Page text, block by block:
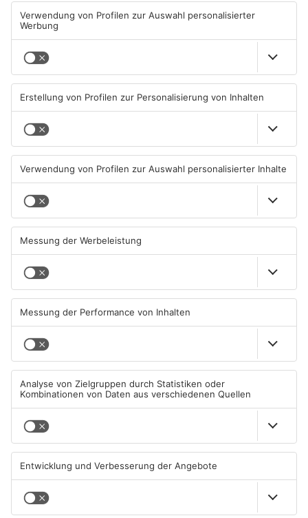
07.08.2026, 09:25 UHR IN
PRIMAVERALAND
06.08.2026, 06:37 UHR IN
TOPNEWS
Waldbrandgefahr im
Primaveraland bleibt
weiterhin sehr hoch
06.08.2026, 06:34 UHR IN
TOPNEWS
Brände in Seligenstadt,
Hanau und Kahl
Gewässer im Primaveraland
leiden unter Trockenheit
04.08.2026, 15:07 UHR IN
PRIMAVERALAND
TOPNEWS
Kliniken im Primaveraland
melden mehr Patienten
durch Hitze
04.08.2026, 07:50 UHR IN